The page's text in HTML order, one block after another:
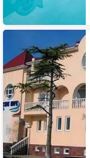
Отель
Русское
море